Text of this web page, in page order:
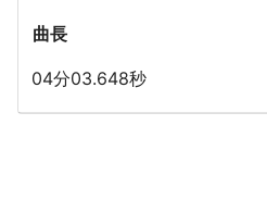
曲長
04分03.648秒